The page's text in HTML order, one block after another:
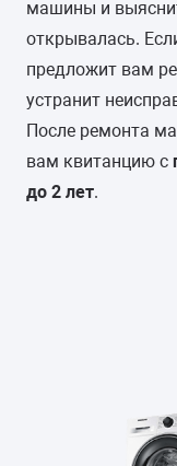
машины и
открывалась.
предложит вам
устранит
После ремонта
вам квитанцию с
до 2 лет.